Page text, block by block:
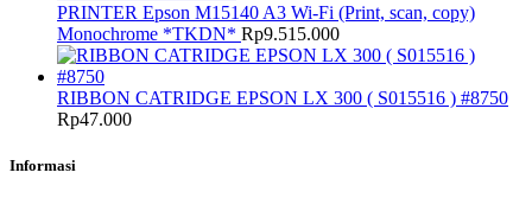
PRINTER Epson M15140 A3 Wi-Fi (Print, scan, copy)
Monochrome *TKDN* Rp9.515.000
RIBBON CATRIDGE EPSON LX 300 ( S015516 ) #8750
Rp47.000
Informasi